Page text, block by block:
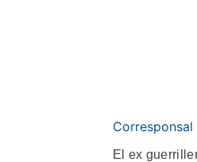
Corresponsal
El ex